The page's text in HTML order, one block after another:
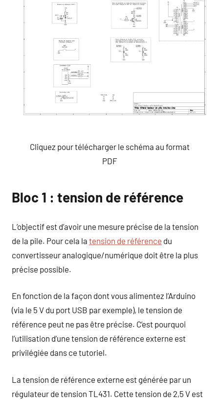
Cliquez pour télécharger le schéma au format
PDF
Bloc 1 : tension de référence
L’objectif est d’avoir une mesure précise de la tension
de la pile. Pour cela la tension de référence du
convertisseur analogique/numérique doit être la plus
précise possible.
En fonction de la façon dont vous alimentez l’Arduino
(via le 5 V du port USB par exemple), le tension de
référence peut ne pas être précise. C’est pourquoi
l’utilisation d’une tension de référence externe est
privilégiée dans ce tutoriel.
La tension de référence externe est générée par un
régulateur de tension TL431. Cette tension de 2,5 V est